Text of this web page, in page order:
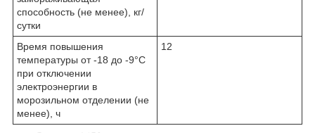
способность (не менее), кг/
сутки
Время повышения
температуры от -18 до -9°C
при отключении
электроэнергии в
морозильном отделении (не
менее), ч
12